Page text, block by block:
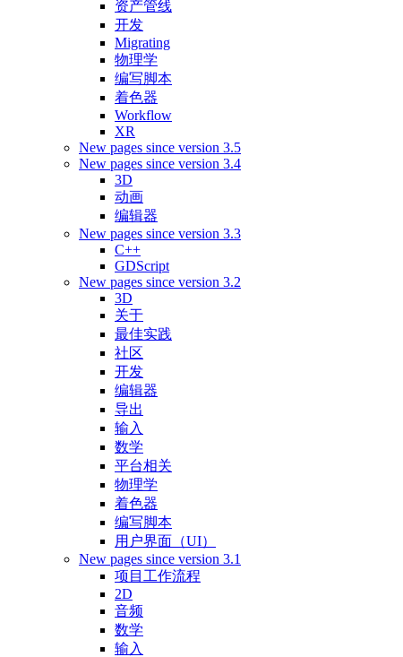
资产管线
开发
Migrating
物理学
编写脚本
着色器
Workflow
XR
New pages since version 3.5
New pages since version 3.4
3D
动画
编辑器
New pages since version 3.3
C++
GDScript
New pages since version 3.2
3D
关于
最佳实践
社区
开发
编辑器
导出
输入
数学
平台相关
物理学
着色器
编写脚本
用户界面（UI）
New pages since version 3.1
项目工作流程
2D
音频
数学
输入